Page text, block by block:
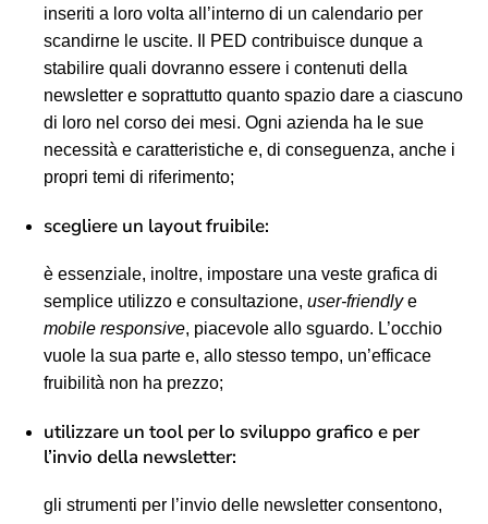
inseriti a loro volta all’interno di un calendario per
scandirne le uscite. Il PED contribuisce dunque a
stabilire quali dovranno essere i contenuti della
newsletter e soprattutto quanto spazio dare a ciascuno
di loro nel corso dei mesi. Ogni azienda ha le sue
necessità e caratteristiche e, di conseguenza, anche i
propri temi di riferimento;
scegliere un layout fruibile:
è essenziale, inoltre, impostare una veste grafica di
semplice utilizzo e consultazione, user-friendlye
mobile responsive, piacevole allo sguardo. L’occhio
vuole la sua parte e, allo stesso tempo, un’efficace
fruibilità non ha prezzo;
utilizzare un tool per lo sviluppo grafico e per
l’invio della newsletter:
gli strumenti per l’invio delle newsletter consentono,